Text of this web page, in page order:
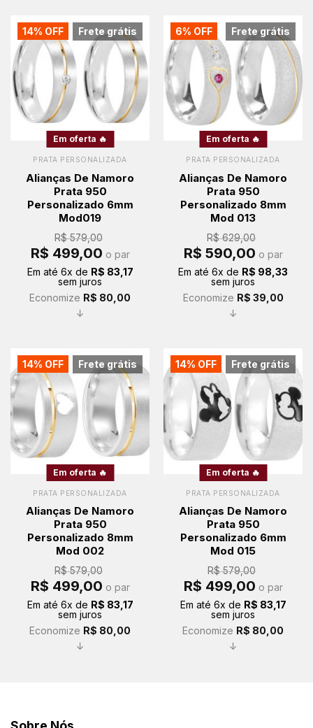
Frete grátis
14% OFF
Em oferta 🔥
PRATA PERSONALIZADA
Alianças De Namoro
Prata 950
Personalizado 6mm
Mod019
R$579,00
O
preço
era:
R$ 579,00.
R$ 499,00preço
atual
é:
o par
Em até 6x de R$ 83,17
sem juros
Economize R$ 80,00
↓
Frete grátis
6% OFF
Em oferta 🔥
PRATA PERSONALIZADA
Alianças De Namoro
Prata 950
Personalizado 8mm
Mod 013
R$629,00
O
preço
era:
R$ 629,00.
R$ 590,00preço
atual
é:
o par
Em até 6x de R$ 98,33
sem juros
Economize R$ 39,00
↓
Frete grátis
14% OFF
Em oferta 🔥
PRATA PERSONALIZADA
Alianças De Namoro
Prata 950
Personalizado 8mm
Mod 002
R$579,00
O
preço
era:
R$ 579,00.
R$ 499,00preço
é:
o par
Em até 6x de R$ 83,17
sem juros
Economize R$ 80,00
↓
Frete grátis
14% OFF
Em oferta 🔥
PRATA PERSONALIZADA
Alianças De Namoro
Prata 950
Personalizado 6mm
Mod 015
R$579,00
O
preço
era:
R$ 579,00.
R$ 499,00preço
é:
o par
Em até 6x de R$ 83,17
sem juros
Economize R$ 80,00
↓